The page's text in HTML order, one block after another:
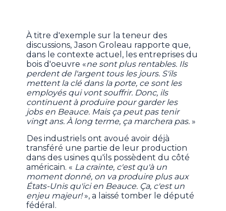
À titre d'exemple sur la teneur des
discussions, Jason Groleau rapporte que,
dans le contexte actuel, les entreprises du
bois d'oeuvre «ne sont plus rentables. Ils
perdent de l'argent tous les jours. S'ils
mettent la clé dans la porte, ce sont les
employés qui vont souffrir. Donc, ils
continuent à produire pour garder les
jobs en Beauce. Mais ça peut pas tenir
vingt ans. À long terme, ça marchera pas. »
Des industriels ont avoué avoir déjà
transféré une partie de leur production
dans des usines qu'ils possèdent du côté
américain. « La crainte, c'est qu'à un
moment donné, on va produire plus aux
États-Unis qu'ici en Beauce. Ça, c'est un
enjeu majeur!», a laissé tomber le député
fédéral.